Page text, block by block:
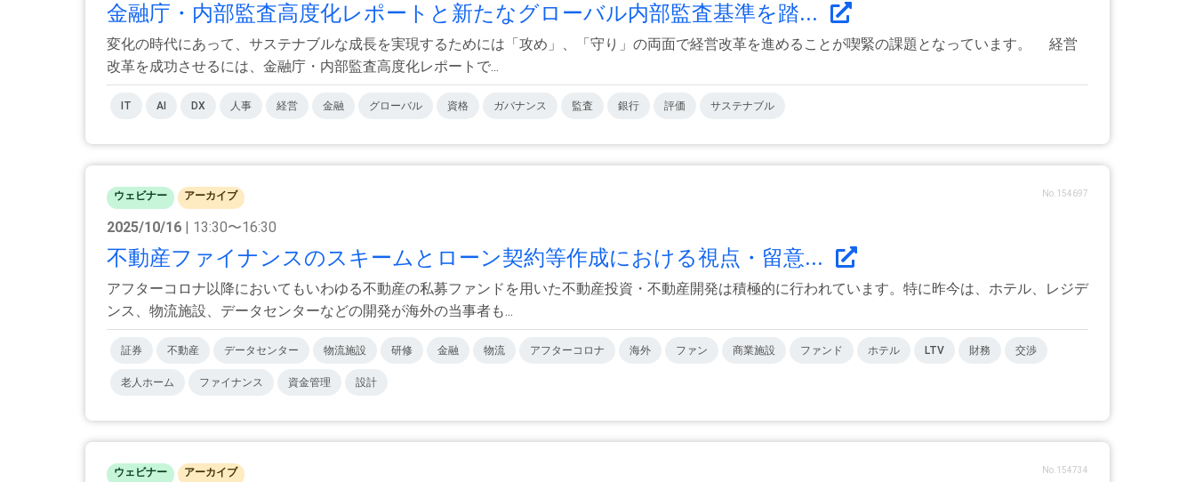
金融庁・内部監査高度化レポートと新たなグローバル内部監査基準を踏...
変化の時代にあって、サステナブルな成長を実現するためには「攻め」、「守り」の両面で経営改革を進めることが喫緊の課題となっています。 経営
改革を成功させるには、金融庁・内部監査高度化レポートで...
IT AI DX 人事 経営 金融 グローバル 資格 ガバナンス 監査 銀行 評価 サステナブル
ウェビナー アーカイブ No.154697
2025/10/16 | 13:30〜16:30
不動産ファイナンスのスキームとローン契約等作成における視点・留意...
アフターコロナ以降においてもいわゆる不動産の私募ファンドを用いた不動産投資・不動産開発は積極的に行われています。特に昨今は、ホテル、レジデ
ンス、物流施設、データセンターなどの開発が海外の当事者も...
証券 不動産 データセンター 物流施設 研修 金融 物流 アフターコロナ 海外 ファン 商業施設 ファンド ホテル LTV 財務 交渉
老人ホーム ファイナンス 資金管理 設計
ウェビナー アーカイブ No.154734